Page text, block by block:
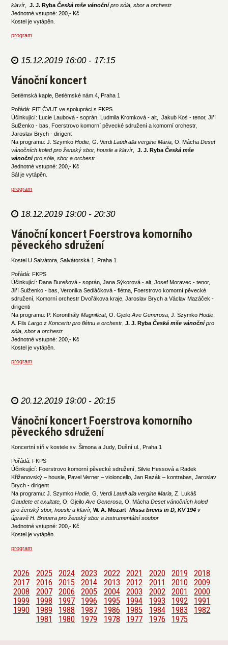
klavír ,J. J. RybaČeská mše vánočnípro sóla, sbor a orchestr
Jednotné vstupné: 200,- Kč
Kostel je vytápěn.
program
15.12.2019 16:00 - 17:15
Vánoční koncert
Betlémská kaple, Betlémské nám.4, Praha 1
Pořádá: FIT ČVUT ve spolupráci s FKPS
Účinkující: Lucie Laubová - soprán, Ludmila Kromková - alt, Jakub Koś - tenor, Jiří
Sulženko - bas, Foerstrovo komorní pěvecké sdružení a komorní orchestr,
Jaroslav Brych - dirigent
Na programu: J. SzymkoHodie , G. Verdi Laudi alla vergine Maria, ​O. MáchaDeset
vánočních koled pro ženský sbor, housle a klavír ,J. J. RybaČeská mše
vánočnípro sóla, sbor a orchestr
Jednotné vstupné: 200,- Kč
Sál je vytápěn.
program
18.12.2019 19:00 - 20:30
Vánoční koncert Foerstrova komorního
pěveckého sdružení
Kostel U Salvátora, Salvátorská 1, Praha 1
Pořádá: FKPS
Účinkující: Dana Burešová - soprán, Jana Sýkorová - alt, Josef Moravec - tenor,
Jiří Sulženko - bas, Veronika Sedláčková - flétna, Foerstrovo komorní pěvecké
sdružení, Komorní orchestr Dvořákova kraje, Jaroslav Brych a Václav Mazáček -
dirigenti
Na programu: P. KoronthályMagnificat, O. GjeiloAve Generosa, J. SzymkoHodie
A. FilsLargo z Koncertu pro flétnu a orchestr ,J. J. RybaČeská mše vánočnípro
sóla, sbor a orchestr
Jednotné vstupné: 200,- Kč
Kostel je vytápěn.
program
20.12.2019 19:00 - 20:15
Vánoční koncert Foerstrova komorního
pěveckého sdružení
Koncertní síň v kostele sv. Šimona a Judy, Dušní ul., Praha 1
Pořádá: FKPS
Účinkující: Foerstrovo komorní pěvecké sdružení, Silvie Hessová a Radek
Křižanovský – housle, Pavel Verner – violoncello, Jan Razák – kontrabas, Jaroslav
Brych - dirigent
Na programu: J. SzymkoHodie , G. VerdiLaudi alla vergine Maria,Z. Lukáš
Gaudete et exultate, O. GjeiloAve Generosa, O. MáchaDeset vánočních koled
pro ženský sbor, housle a klavír, W. A. MozartMissa brevis in D, KV 194 v
úpravě H. Breuera pro ženský sbor a instrumentální soubor
Jednotné vstupné: 200,- Kč
Kostel je vytápěn.
program
2026 2025 2024 2023 2022 2021 2020 2019
2018
2017
2016 2015 2014 2013 2012 2011 2010
2009
2008
2007 2006 2005 2004 2003 2002 2001
2000
1999
1998 1997 1996 1995 1994 1993 1992
1991
1990
1989 1988 1987 1986 1985 1984 1983
1982
1981
1980 1979 1978 1977 1976 1975